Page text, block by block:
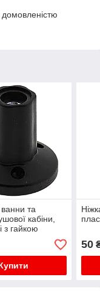
та
кабіни,
з гайкою
50